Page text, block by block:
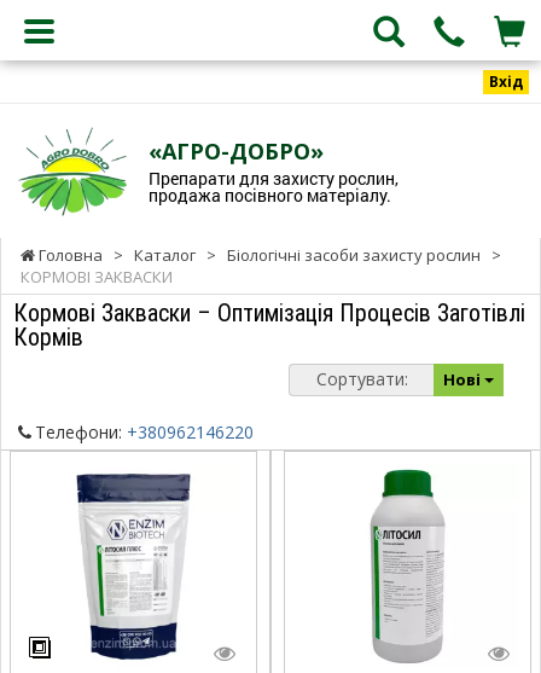
Вхід
«АГРО-ДОБРО»
Препарати для захисту рослин,
продажа посівного матеріалу.
Головна > Каталог > Біологічні засоби захисту рослин
>
КОРМОВІ ЗАКВАСКИ
Кормові Закваски – Оптимізація Процесів Заготівлі
Кормів
Сортувати: Нові
Телефони: +380962146220